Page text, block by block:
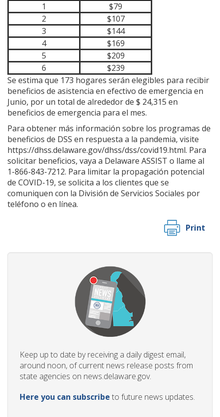
1
$79
2
$107
3
$144
4
$169
5
$209
6
$239
Se estima que 173 hogares serán elegibles para recibir
beneficios de asistencia en efectivo de emergencia en
Junio, por un total de alrededor de $ 24,315 en
beneficios de emergencia para el mes.
Para obtener más información sobre los programas de
beneficios de DSS en respuesta a la pandemia, visite
https://dhss.delaware.gov/dhss/dss/covid19.html. Para
solicitar beneficios, vaya a Delaware ASSIST o llame al
1-866-843-7212. Para limitar la propagación potencial
de COVID-19, se solicita a los clientes que se
comuniquen con la División de Servicios Sociales por
teléfono o en línea.
Print
Keep up to date by receiving a daily digest email,
around noon, of current news release posts from
state agencies on news.delaware.gov.
Here you can subscribe to future news updates.